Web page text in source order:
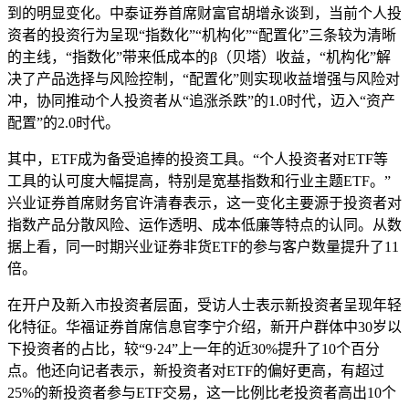
到的明显变化。 中泰证券首席财富官胡增永谈到，当前个人投
资者的投资行为呈现“指数化”“机构化”“配置化”三条较为清晰
的主线，“指数化”带来低成本的β（贝塔）收益，“机构化”解
决了产品选择与风险控制，“配置化”则实现收益增强与风险对
冲，协同推动个人投资者从“追涨杀跌”的1.0时代，迈入“资产
配置”的2.0时代。
其中，ETF成为备受追捧的投资工具。“个人投资者对ETF等
工具的认可度大幅提高，特别是宽基指数和行业主题ETF。”
兴业证券首席财务官许清春表示，这一变化主要源于投资者对
指数产品分散风险、运作透明、成本低廉等特点的认同。从数
据上看，同一时期兴业证券非货ETF的参与客户数量提升了11
倍。
在开户及新入市投资者层面，受访人士表示新投资者呈现年轻
化特征。华福证券首席信息官李宁介绍，新开户群体中30岁以
下投资者的占比，较“9·24”上一年的近30%提升了10个百分
点。他还向记者表示，新投资者对ETF的偏好更高，有超过
25%的新投资者参与ETF交易，这一比例比老投资者高出10个